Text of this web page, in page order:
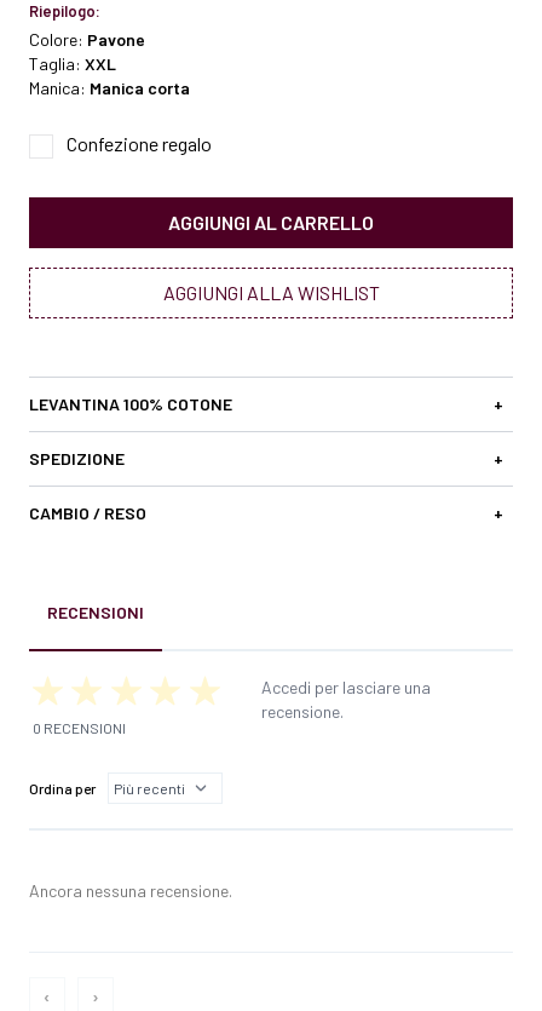
Riepilogo:
Colore: Pavone
Taglia: XXL
Manica: Manica corta
Confezione regalo
AGGIUNGI AL CARRELLO
AGGIUNGI ALLA WISHLIST
LEVANTINA 100% COTONE +
SPEDIZIONE +
CAMBIO / RESO +
RECENSIONI
0 RECENSIONI
Accedi per lasciare una
recensione.
Ordina per
Ancora nessuna recensione.
‹ ›